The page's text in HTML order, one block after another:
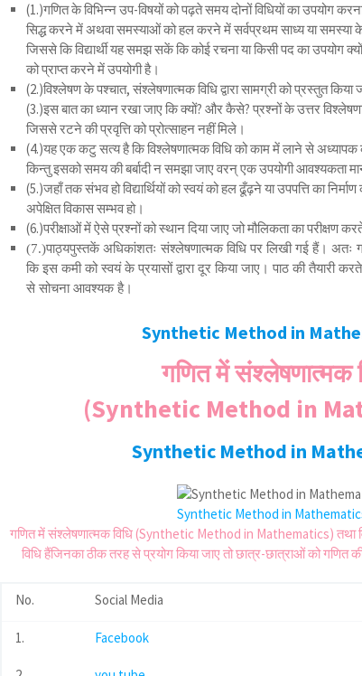
(1.)गणित के विभिन्न उप-विषयों को पढ़ते समय दोनों विधियों का उपयोग
सिद्ध करने में अथवा समस्याओं को हल करने में सर्वप्रथम साध्य या समस्या
जिससे कि विद्यार्थी यह समझ सकें कि कोई रचना या किसी पद का उपयोग
को प्राप्त करने में उपयोगी है।
(2.)विश्लेषण के पश्चात, संश्लेषणात्मक विधि द्वारा सामग्री को प्रस्तुत किया
(3.)इस बात का ध्यान रखा जाए कि क्यों? और कैसे? प्रश्नों के उत्तर
जिससे रटने की प्रवृत्ति को प्रोत्साहन नहीं मिले।
(4.)यह एक कटु सत्य है कि विश्लेषणात्मक विधि को काम में लाने से
किन्तु इसको समय की बर्बादी न समझा जाए वरन् एक उपयोगी आवश्यकता
(5.)जहाँ तक संभव हो विद्यार्थियों को स्वयं को हल ढूँढ़ने या उपपत्ति का
अपेक्षित विकास सम्भव हो।
(6.)परीक्षाओं में ऐसे प्रश्नों को स्थान दिया जाए जो मौलिकता का परीक्षण
(7.)पाठ्यपुस्तकें अधिकांशतः संश्लेषणात्मक विधि पर लिखी गई हैं। अतः
कि इस कमी को स्वयं के प्रयासों द्वारा दूर किया जाए। पाठ की तैयारी
से सोचना आवश्यक है।
Synthetic Method in
गणित में संश्लेषणात्मक
(Synthetic Method in
Synthetic Method in
Synthetic Method in
गणित में संश्लेषणात्मक विधि (Synthetic Method in Mathematics) तथा
विधि हैंजिनका ठीक तरह से प्रयोग किया जाए तो छात्र-छात्राओं को गणित
No. Social Media
1. Facebook